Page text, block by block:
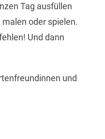
Tag ausfüllen
oder spielen.
Und dann
und